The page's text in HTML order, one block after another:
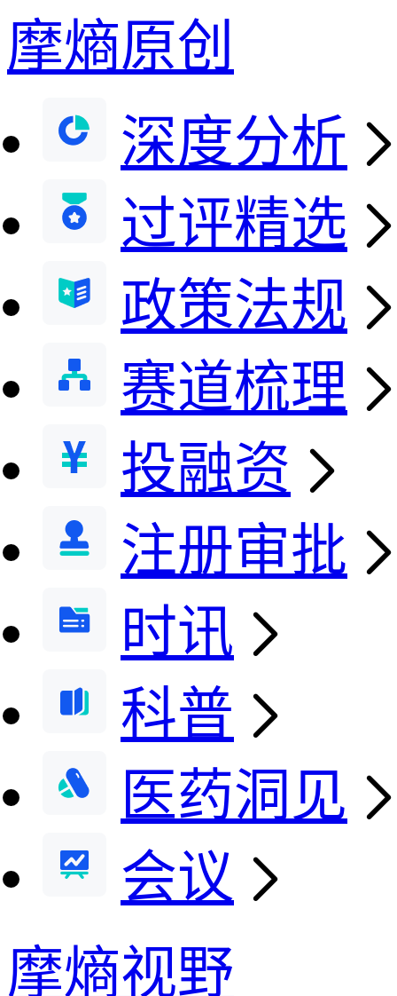
摩熵原创
深度分析
过评精选
政策法规
赛道梳理
投融资
注册审批
时讯
科普
医药洞见
会议
摩熵视野